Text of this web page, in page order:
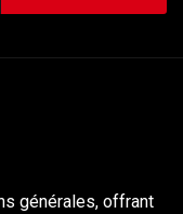
générales, offrant